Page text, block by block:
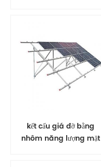
kết cấu giá đỡ bằng
nhôm năng lượng mặt